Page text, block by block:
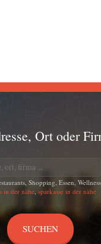
Ort oder
Shopping, Essen,
in der nähe, sparkasse in der nähe